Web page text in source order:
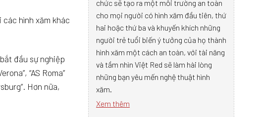
hình xăm khác
đầu sự nghiệp
“AS Roma”
Hơn nữa,
chức sẽ tạo ra một môi trường an toàn
cho mọi người có hình xăm đầu tiên, thứ
hai hoặc thứ ba và khuyến khích những
người trẻ tuổi biến ý tưởng của họ thành
hình xăm một cách an toàn, với tài năng
và tầm nhìn Việt Red sẽ làm hài lòng
những bạn yêu mến nghệ thuật hình
xăm.
Xem thêm